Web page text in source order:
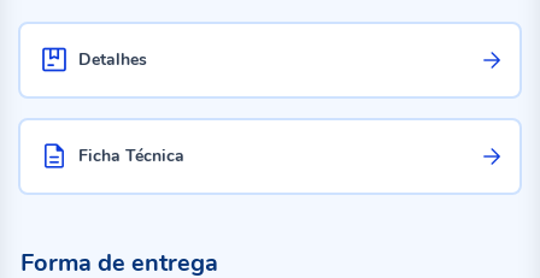
Detalhes
Ficha Técnica
Forma de entrega